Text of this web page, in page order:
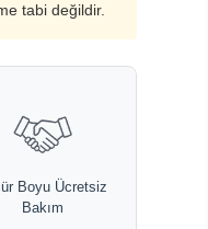
tabi değildir.
Boyu Ücretsiz
Bakım